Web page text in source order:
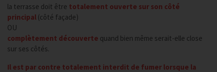
la terrasse doit être totalement ouverte sur son côté
principal (côté façade)
OU
complètement découverte quand bien même serait-elle close
sur ses côtés.
Il est par contre totalement interdit de fumer lorsque la